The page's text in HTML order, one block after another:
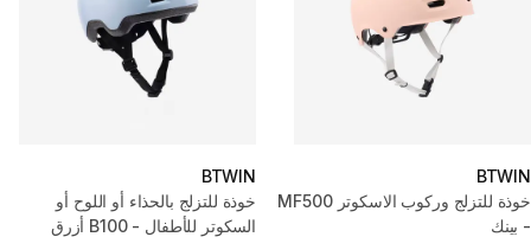
BTWIN
خوذة للتزلج وركوب الاسكوتر MF500
- بينك
BTWIN
خوذة للتزلج بالحذاء أو اللوح أو
السكوتر للأطفال - B100 أزرق